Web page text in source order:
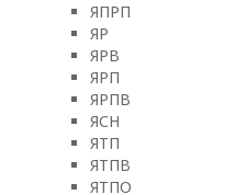
ЯПРП
ЯР
ЯРВ
ЯРП
ЯРПВ
ЯСН
ЯТП
ЯТПВ
ЯТПО